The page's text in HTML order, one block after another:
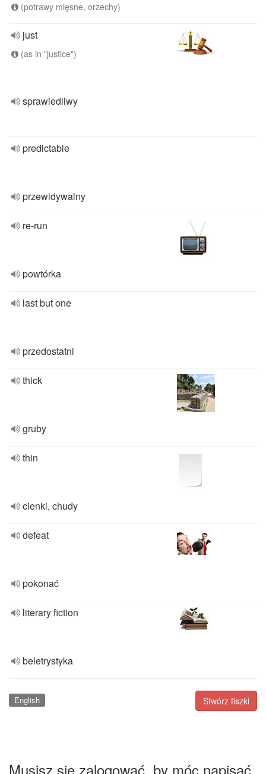
(potrawy mięsne, orzechy)
just
(as in "justice")
sprawiedliwy
predictable
przewidywalny
re-run
powtórka
last but one
przedostatni
thick
gruby
thin
cienki, chudy
defeat
pokonać
literary fiction
beletrystyka
Stwórz fiszki
English
Musisz się zalogować, by móc napisać